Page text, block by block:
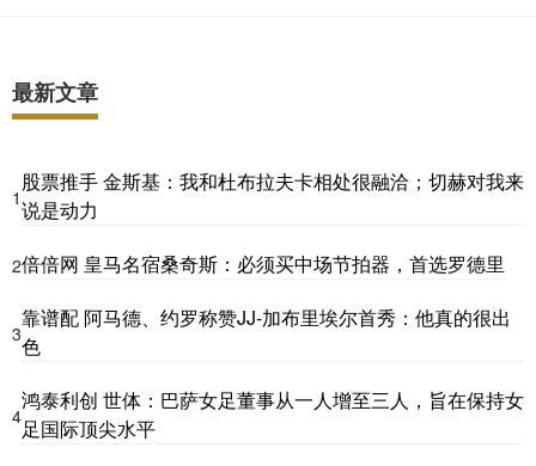
最新文章
1
股票推手 金斯基：我和杜布拉夫卡相处很融洽；切赫对我来
说是动力
2倍倍网 皇马名宿桑奇斯：必须买中场节拍器，首选罗德里
3
靠谱配 阿马德、约罗称赞JJ-加布里埃尔首秀：他真的很出
色
4
鸿泰利创 世体：巴萨女足董事从一人增至三人，旨在保持女
足国际顶尖水平